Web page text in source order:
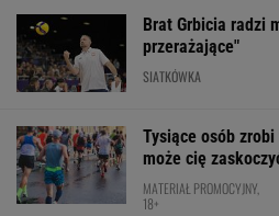
Brat Grbicia radzi
przerażające"
SIATKÓWKA
Tysiące osób
może cię
MATERIAŁ PROMOCYJNY,
18+